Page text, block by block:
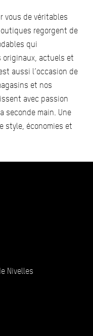
vous de véritables
regorgent de
qui
originaux, actuels et
aussi l’occasion de
et nos
avec passion
seconde main. Une
style, économies et
Nivelles